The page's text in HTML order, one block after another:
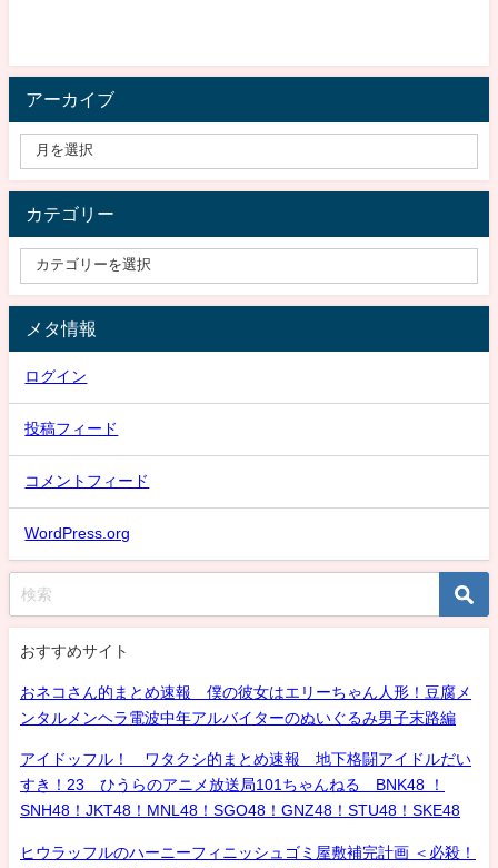
アーカイブ
カテゴリー
メタ情報
ログイン
投稿フィード
コメントフィード
WordPress.org
おすすめサイト
おネコさん的まとめ速報 僕の彼女はエリーちゃん人形！豆腐メ
ンタルメンヘラ電波中年アルバイターのぬいぐるみ男子末路編
アイドッフル！ ワタクシ的まとめ速報 地下格闘アイドルだい
すき！23 ひうらのアニメ放送局101ちゃんねる BNK48 ！
SNH48！JKT48！MNL48！SGO48！GNZ48！STU48！SKE48
ヒウラッフルのハーニーフィニッシュゴミ屋敷補完計画 ＜必殺！